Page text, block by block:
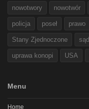
nowotwory nowotwór
policja poseł prawo
Stany Zjednoczone sąd
uprawa konopi USA
Menu
Home